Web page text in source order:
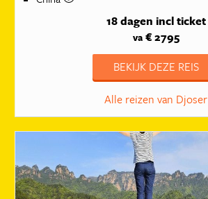
18 dagen incl ticket
va€ 2795
BEKIJK DEZE REIS
Alle reizen van Djoser